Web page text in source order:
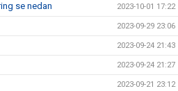
se nedan 2023-10-01 17:22
2023-09-29 23:06
2023-09-24 21:43
2023-09-24 21:27
2023-09-21 23:12